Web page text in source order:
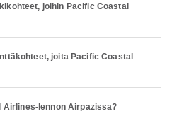
joihin Pacific Coastal
joita Pacific Coastal
Airlines-lennon Airpazissa?